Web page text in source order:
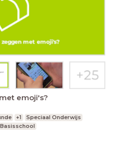
emoji's?
+1
Speciaal Onderwijs
Basisschool